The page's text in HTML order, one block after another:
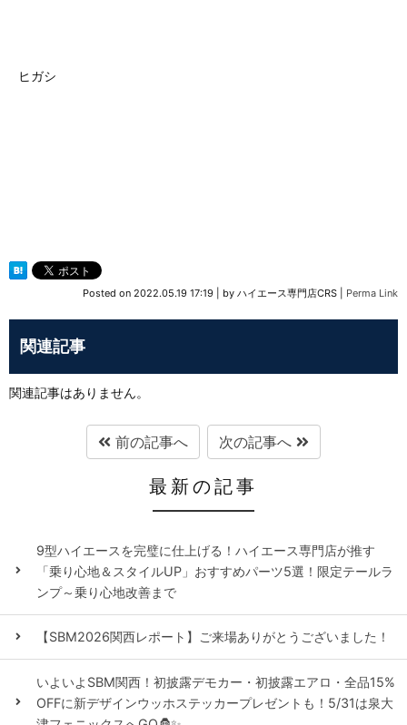
ヒガシ
Posted on 2022.05.19 17:19 by ハイエース専門店CRS Perma Link
関連記事
関連記事はありません。
前の記事へ 次の記事へ
最新の記事
9型ハイエースを完璧に仕上げる！ハイエース専門店が推す
「乗り心地＆スタイルUP」おすすめパーツ5選！限定テールラ
ンプ～乗り心地改善まで
【SBM2026関西レポート】ご来場ありがとうございました！
いよいよSBM関西！初披露デモカー・初披露エアロ・全品15%
OFFに新デザインウッホステッカープレゼントも！5/31は泉大